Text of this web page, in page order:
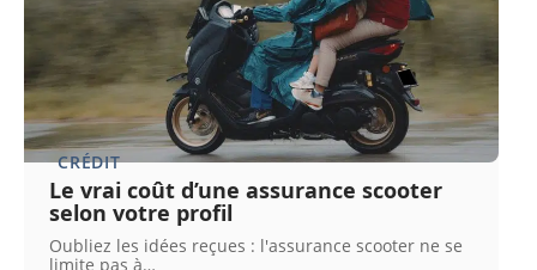
CRÉDIT
Le vrai coût d’une assurance scooter
selon votre profil
Oubliez les idées reçues : l'assurance scooter ne se
limite pas à…